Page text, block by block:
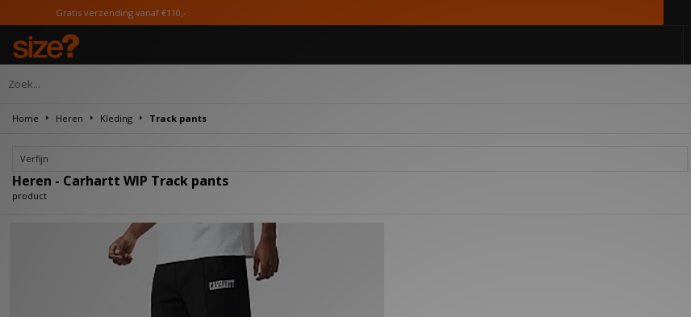
Gratis verzending vanaf €110,-
Home Heren Kleding Track pants
Verfijn
Heren - Carhartt WIP Track pants
product